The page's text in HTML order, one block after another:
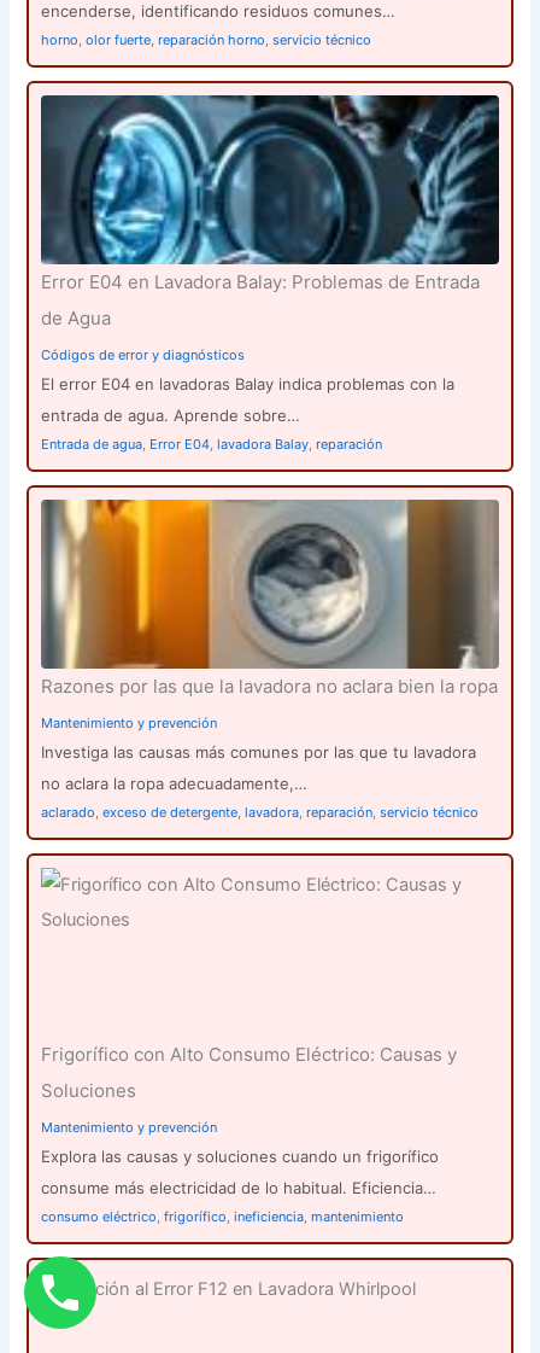
encenderse, identificando residuos comunes…
horno,olor fuerte,reparación horno,servicio técnico
Error E04 en Lavadora Balay: Problemas de Entrada
de Agua
Códigos de error y diagnósticos
El error E04 en lavadoras Balay indica problemas con la
entrada de agua. Aprende sobre…
Entrada de agua, Error E04,lavadora Balay,reparación
Razones por las que la lavadora no aclara bien la ropa
Mantenimiento y prevención
Investiga las causas más comunes por las que tu lavadora
no aclara la ropa adecuadamente,…
aclarado,exceso de detergente,lavadora,reparación,servicio técnico
Frigorífico con Alto Consumo Eléctrico: Causas y
Soluciones
Mantenimiento y prevención
Explora las causas y soluciones cuando un frigorífico
consume más electricidad de lo habitual. Eficiencia…
consumo eléctrico,frigorífico,ineficiencia,mantenimiento